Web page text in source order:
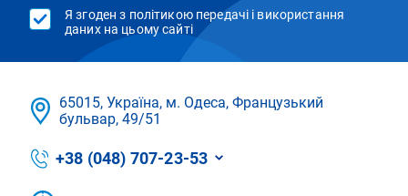
Я згоден з політикою передачі і використання
даних на цьому сайті
65015, Україна, м. Одеса, Французький
бульвар, 49/51
+38 (048) 707-23-53